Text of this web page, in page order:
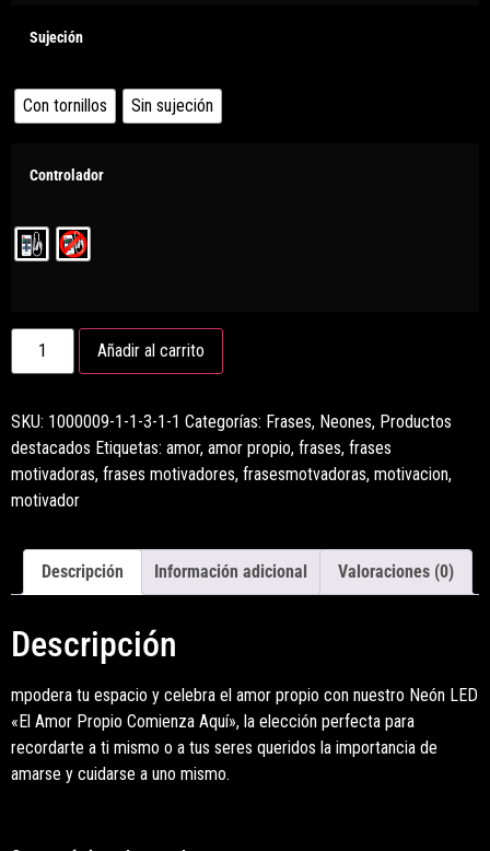
Sujeción
Con tornillos Sin sujeción
Controlador
Añadir al carrito
SKU: 1000009-1-1-3-1-1 Categorías: Frases, Neones, Productos
destacados Etiquetas: amor, amor propio, frases, frases
motivadoras, frases motivadores, frasesmotvadoras, motivacion,
motivador
Descripción Información adicional Valoraciones (0)
Descripción
mpodera tu espacio y celebra el amor propio con nuestro Neón LED
«El Amor Propio Comienza Aquí», la elección perfecta para
recordarte a ti mismo o a tus seres queridos la importancia de
amarse y cuidarse a uno mismo.